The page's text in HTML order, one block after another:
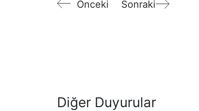
Önceki Sonraki
Diğer Duyurular